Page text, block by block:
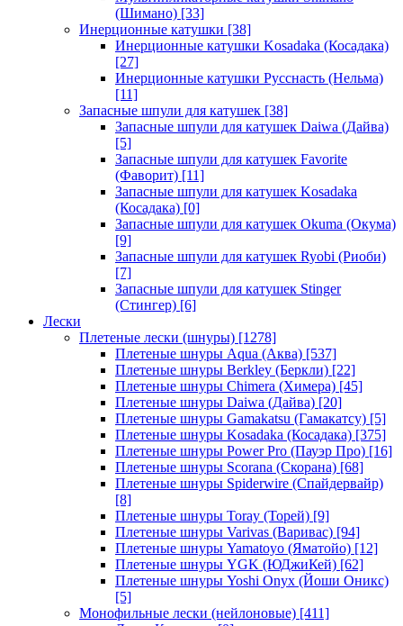
(Шимано) [33]
Инерционные катушки [38]
Инерционные катушки Kosadaka (Косадака)
[27]
Инерционные катушки Русснасть (Нельма)
[11]
Запасные шпули для катушек [38]
Запасные шпули для катушек Daiwa (Дайва)
[5]
Запасные шпули для катушек Favorite
(Фаворит) [11]
Запасные шпули для катушек Kosadaka
(Косадака) [0]
Запасные шпули для катушек Okuma (Окума)
[9]
Запасные шпули для катушек Ryobi (Риоби)
[7]
Запасные шпули для катушек Stinger
(Стингер) [6]
Лески
Плетеные лески (шнуры) [1278]
Плетеные шнуры Aqua (Аква) [537]
Плетеные шнуры Berkley (Беркли) [22]
Плетеные шнуры Chimera (Химера) [45]
Плетеные шнуры Daiwa (Дайва) [20]
Плетеные шнуры Gamakatsu (Гамакатсу) [5]
Плетеные шнуры Kosadaka (Косадака) [375]
Плетеные шнуры Power Pro (Пауэр Про) [16]
Плетеные шнуры Scorana (Скорана) [68]
Плетеные шнуры Spiderwire (Спайдервайр)
[8]
Плетеные шнуры Toray (Торей) [9]
Плетеные шнуры Varivas (Варивас) [94]
Плетеные шнуры Yamatoyo (Яматойо) [12]
Плетеные шнуры YGK (ЮДжиКей) [62]
Плетеные шнуры Yoshi Onyx (Йоши Оникс)
[5]
Монофильные лески (нейлоновые) [411]